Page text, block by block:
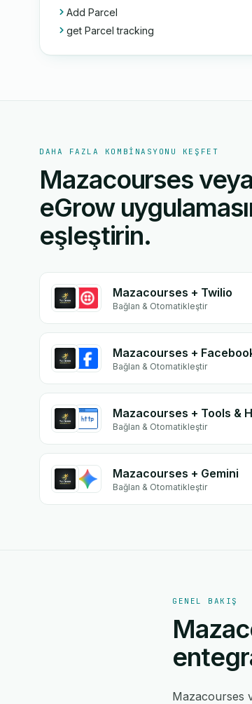
Add Parcel
get Parcel tracking
DAHA FAZLA KOMBINASYONU KEŞFET
Mazacourses
eGrow
eşleştirin.
Mazacourses + Twilio
Bağlan & Otomatikleştir
Bağlan & Otomatikleştir
Mazacourses + Tools &
Bağlan & Otomatikleştir
Mazacourses + Gemini
Bağlan & Otomatikleştir
GENEL BAKIŞ
Mazacourses